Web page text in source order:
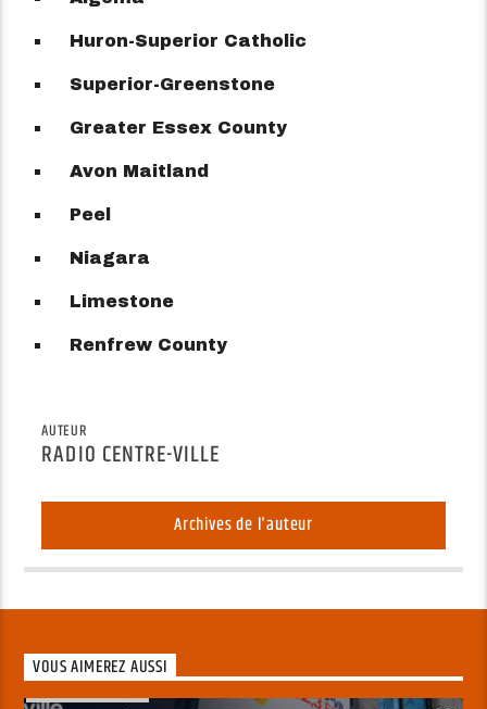
Huron-Superior Catholic
Superior-Greenstone
Greater Essex County
Avon Maitland
Peel
Niagara
Limestone
Renfrew County
AUTEUR
RADIO CENTRE-VILLE
Archives de l'auteur
VOUS AIMEREZ AUSSI